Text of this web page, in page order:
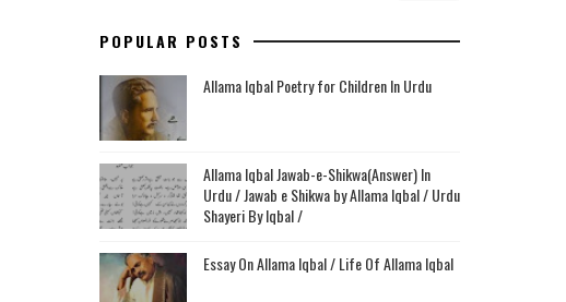
POPULAR POSTS
Allama Iqbal Poetry for Children In Urdu
Allama Iqbal Jawab-e-Shikwa(Answer) In
Urdu / Jawab e Shikwa by Allama Iqbal / Urdu
Shayeri By Iqbal /
Essay On Allama Iqbal / Life Of Allama Iqbal